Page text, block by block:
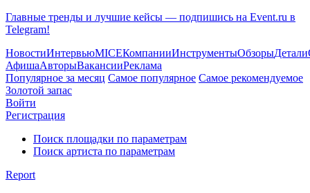
Главные тренды и лучшие кейсы — подпишись на Event.ru в
Telegram!
НовостиИнтервьюMICEКомпанииИнструментыОбзорыДетали
АфишаАвторыВакансииРеклама
Популярное за месяц Самое популярное Самое рекомендуемое
Золотой запас
Войти
Регистрация
Поиск площадки по параметрам
Поиск артиста по параметрам
Report